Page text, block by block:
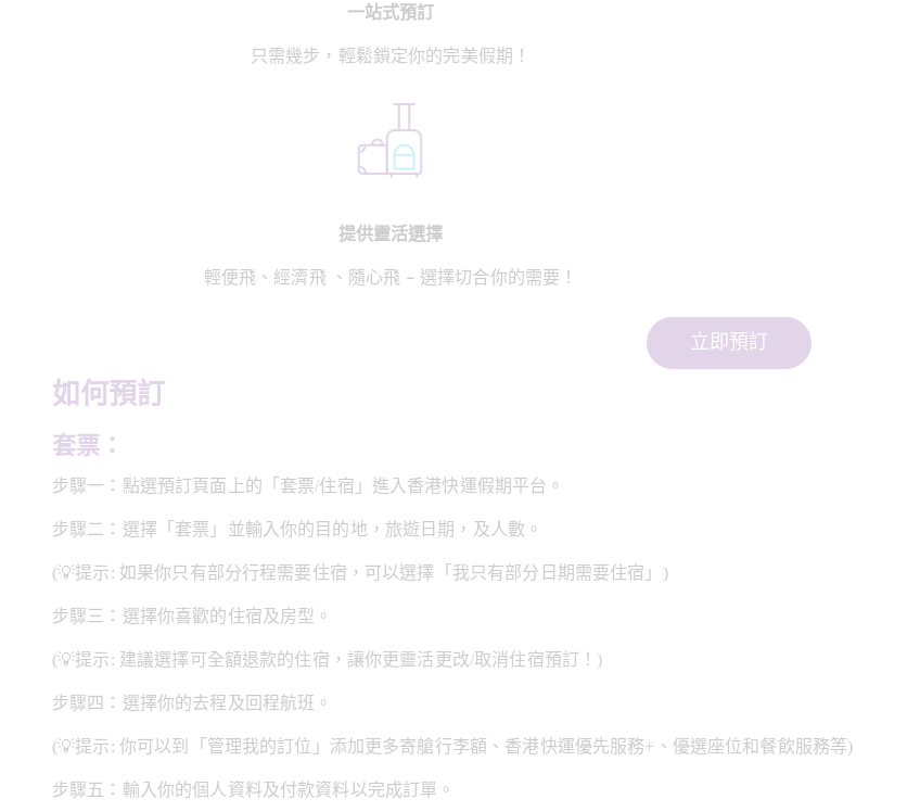
一站式預訂
只需幾步，輕鬆鎖定你的完美假期！
提供靈活選擇
輕便飛、經濟飛 、隨心飛 - 選擇切合你的需要！
立即預訂
如何預訂
套票：
步驟一：點選預訂頁面上的「套票/住宿」進入香港快運假期平台。
步驟二：選擇「套票」並輸入你的目的地，旅遊日期，及人數。
(💡提示: 如果你只有部分行程需要住宿，可以選擇「我只有部分日期需要住宿」)
步驟三：選擇你喜歡的住宿及房型。
(💡提示: 建議選擇可全額退款的住宿，讓你更靈活更改/取消住宿預訂！)
步驟四：選擇你的去程及回程航班。
(💡提示: 你可以到「管理我的訂位」添加更多寄艙行李額、香港快運優先服務+、優選座位和餐飲服務等)
步驟五：輸入你的個人資料及付款資料以完成訂單。